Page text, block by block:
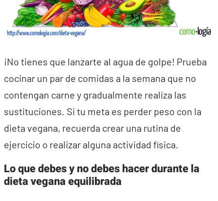
¡No tienes que lanzarte al agua de golpe! Prueba
cocinar un par de comidas a la semana que no
contengan carne y gradualmente realiza las
sustituciones. Si tu meta es perder peso con la
dieta vegana, recuerda crear una rutina de
ejercicio o realizar alguna actividad física.
Lo que debes y no debes hacer durante la
dieta vegana equilibrada